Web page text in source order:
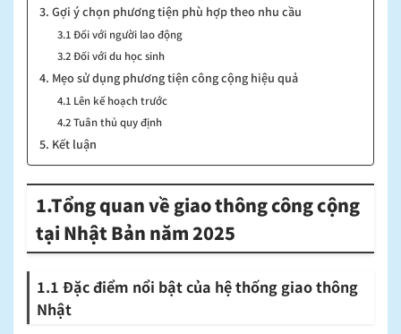
3. Gợi ý chọn phương tiện phù hợp theo nhu cầu
3.1 Đối với người lao động
3.2 Đối với du học sinh
4. Mẹo sử dụng phương tiện công cộng hiệu quả
4.1 Lên kế hoạch trước
4.2 Tuân thủ quy định
5. Kết luận
1.Tổng quan về giao thông công cộng
tại Nhật Bản năm 2025
1.1 Đặc điểm nổi bật của hệ thống giao thông
Nhật